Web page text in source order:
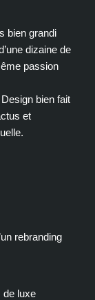
bien grandi
dizaine de
passion
bien fait
et
rebranding
de luxe